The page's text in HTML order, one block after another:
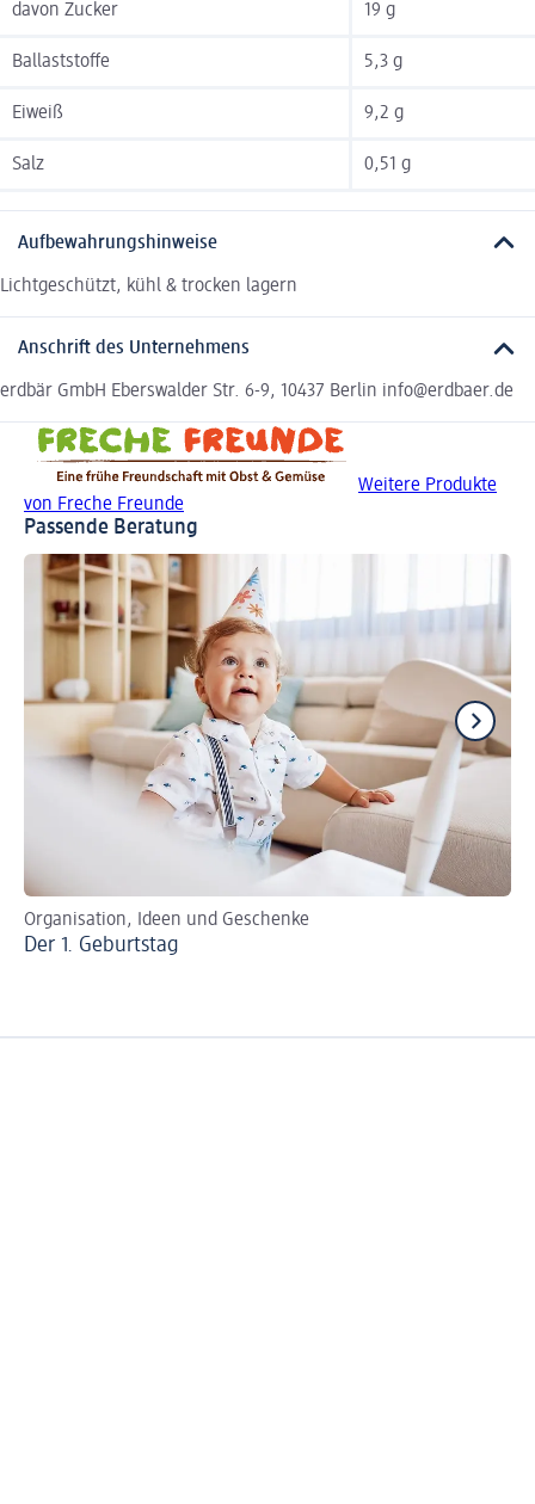
davon Zucker 19 g
Ballaststoffe 5,3 g
Eiweiß 9,2 g
Salz 0,51 g
Aufbewahrungshinweise
Lichtgeschützt, kühl & trocken lagern
Anschrift des Unternehmens
erdbär GmbH Eberswalder Str. 6-9, 10437 Berlin info@erdbaer.de
Weitere Produkte
von Freche Freunde
Passende Beratung
Organisation, Ideen und Geschenke
Der 1. Geburtstag